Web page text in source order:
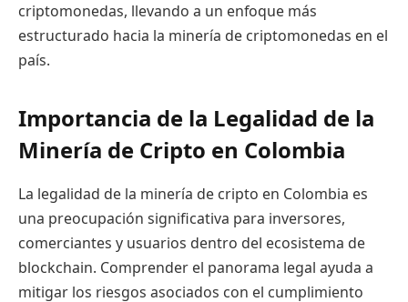
criptomonedas, llevando a un enfoque más
estructurado hacia la minería de criptomonedas en el
país.
Importancia de la Legalidad de la
Minería de Cripto en Colombia
La legalidad de la minería de cripto en Colombia es
una preocupación significativa para inversores,
comerciantes y usuarios dentro del ecosistema de
blockchain. Comprender el panorama legal ayuda a
mitigar los riesgos asociados con el cumplimiento